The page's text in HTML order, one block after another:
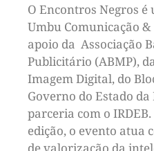
O Encontros Negros
Umbu Comunicação
apoio da Associação
Publicitário (ABMP),
Imagem Digital, do
Governo do Estado
parceria com o
edição, o evento atua
de valorização da